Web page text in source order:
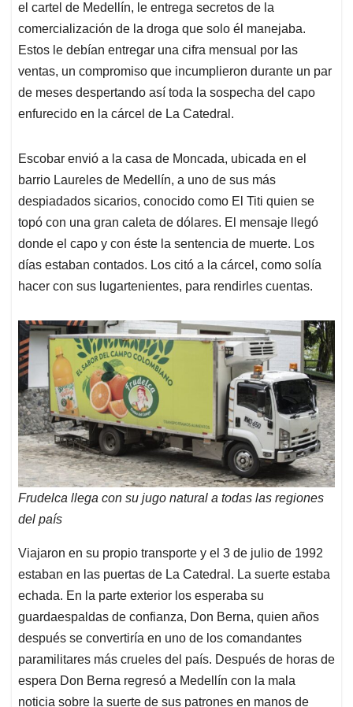
el cartel de Medellín, le entrega secretos de la
comercialización de la droga que solo él manejaba.
Estos le debían entregar una cifra mensual por las
ventas, un compromiso que incumplieron durante un par
de meses despertando así toda la sospecha del capo
enfurecido en la cárcel de La Catedral.
Escobar envió a la casa de Moncada, ubicada en el
barrio Laureles de Medellín, a uno de sus más
despiadados sicarios, conocido como El Titi quien se
topó con una gran caleta de dólares. El mensaje llegó
donde el capo y con éste la sentencia de muerte. Los
días estaban contados. Los citó a la cárcel, como solía
hacer con sus lugartenientes, para rendirles cuentas.
Frudelca llega con su jugo natural a todas las regiones
del país
Viajaron en su propio transporte y el 3 de julio de 1992
estaban en las puertas de La Catedral. La suerte estaba
echada. En la parte exterior los esperaba su
guardaespaldas de confianza, Don Berna, quien años
después se convertiría en uno de los comandantes
paramilitares más crueles del país. Después de horas de
espera Don Berna regresó a Medellín con la mala
noticia sobre la suerte de sus patrones en manos de